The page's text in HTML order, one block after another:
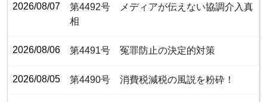
2026/08/07
第4492号 メディアが伝えない協調介入真
相
2026/08/06 第4491号 冤罪防止の決定的対策
2026/08/05 第4490号 消費税減税の風説を粉砕！